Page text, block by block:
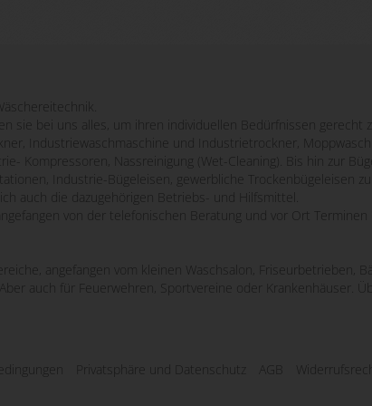
sie bei uns alles, um ihren individuellen Bedürfnissen gerecht
Industriewaschmaschine und Industrietrockner,
Kompressoren, Nassreinigung (Wet-Cleaning). Bis hin zur
Industrie-Bügeleisen, gewerbliche Trockenbügeleisen
auch die dazugehörigen Betriebs- und Hilfsmittel.
von der telefonischen Beratung und vor Ort
angefangen vom kleinen Waschsalon, Friseurbetrieben,
auch für Feuerwehren, Sportvereine oder
Privatsphäre und Datenschutz AGB